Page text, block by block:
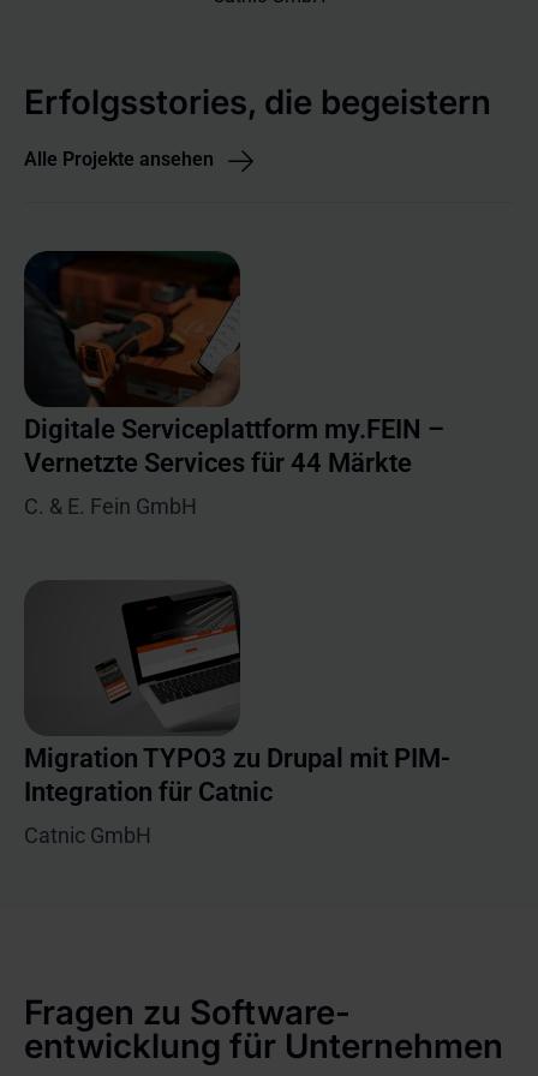
Erfolgsstories, die begeistern
Alle Projekte ansehen
Digitale Serviceplattform my.FEIN –
Vernetzte Services für 44 Märkte
C. & E. Fein GmbH
Migration TYPO3 zu Drupal mit PIM-
Integration für Catnic
Catnic GmbH
Fragen zu Software-
entwicklung für Unternehmen